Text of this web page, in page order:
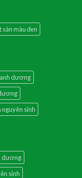
sàn màu đen
dương
sinh
dương
sinh